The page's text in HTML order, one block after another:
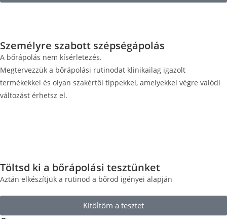
Személyre szabott szépségápolás
A bőrápolás nem kísérletezés.
Megtervezzük a bőrápolási rutinodat klinikailag igazolt
termékekkel és olyan szakértői tippekkel, amelyekkel végre valódi
változást érhetsz el.
Töltsd ki a bőrápolási tesztünket
Aztán elkészítjük a rutinod a bőröd igényei alapján
Kitöltöm a tesztet